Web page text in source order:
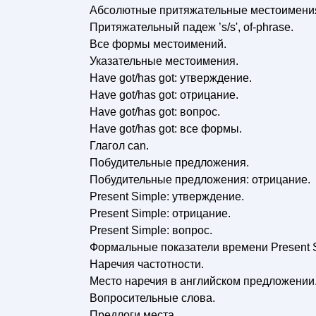
Абсолютные притяжательные
Притяжательный падеж ’s/s', of-phrase.
Все формы местоимений.
Указательные местоимения.
Have got/has got: утверждение.
Have got/has got: отрицание.
Have got/has got: вопрос.
Have got/has got: все формы.
Глагол can.
Побудительные предложения.
Побудительные предложения: отрицание.
Present Simple: утверждение.
Present Simple: отрицание.
Present Simple: вопрос.
Формальные показатели времени Present
Наречия частотности.
Место наречия в английском предложении.
Вопросительные слова.